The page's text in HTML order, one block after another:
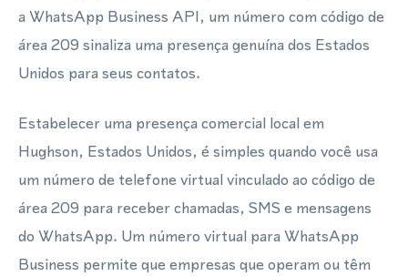
a WhatsApp Business API, um número com código de
área 209 sinaliza uma presença genuína dos Estados
Unidos para seus contatos.
Estabelecer uma presença comercial local em
Hughson, Estados Unidos, é simples quando você usa
um número de telefone virtual vinculado ao código de
área 209 para receber chamadas, SMS e mensagens
do WhatsApp. Um número virtual para WhatsApp
Business permite que empresas que operam ou têm